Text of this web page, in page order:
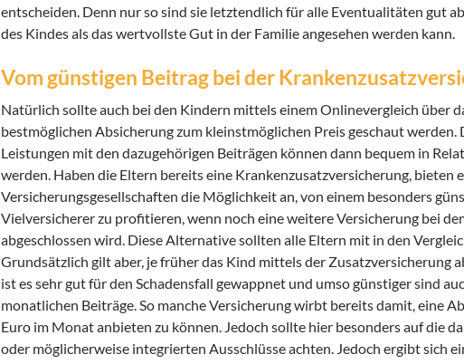
entscheiden. Denn nur so sind sie letztendlich für alle Eventualitäten gut
des Kindes als das wertvollste Gut in der Familie angesehen werden kann.
Vom günstigen Beitrag bei der
Natürlich sollte auch bei den Kindern mittels einem Onlinevergleich über
bestmöglichen Absicherung zum kleinstmöglichen Preis geschaut werden.
Leistungen mit den dazugehörigen Beiträgen können dann bequem in
werden. Haben die Eltern bereits eine Krankenzusatzversicherung, bieten
Versicherungsgesellschaften die Möglichkeit an, von einem besonders
Vielversicherer zu profitieren, wenn noch eine weitere Versicherung bei
abgeschlossen wird. Diese Alternative sollten alle Eltern mit in den
Grundsätzlich gilt aber, je früher das Kind mittels der Zusatzversicherung
ist es sehr gut für den Schadensfall gewappnet und umso günstiger sind
monatlichen Beiträge. So manche Versicherung wirbt bereits damit, eine
Euro im Monat anbieten zu können. Jedoch sollte hier besonders auf die
oder möglicherweise integrierten Ausschlüsse achten. Jedoch ergibt sich